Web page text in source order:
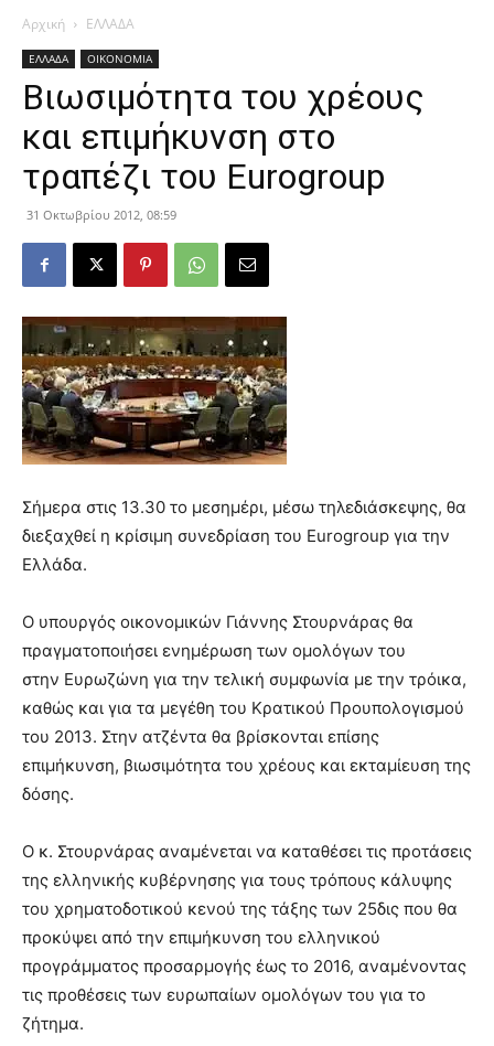
Αρχική ΕΛΛΑΔΑ
ΕΛΛΑΔΑ ΟΙΚΟΝΟΜΙΑ
Βιωσιμότητα του χρέους
και επιμήκυνση στο
τραπέζι του Eurogroup
31 Οκτωβρίου 2012, 08:59
Σήμερα στις 13.30 το μεσημέρι, μέσω τηλεδιάσκεψης, θα
διεξαχθεί η κρίσιμη συνεδρίαση του Eurogroup για την
Ελλάδα.
Ο υπουργός οικονομικών Γιάννης Στουρνάρας θα
πραγματοποιήσει ενημέρωση των ομολόγων του
στην Ευρωζώνη για την τελική συμφωνία με την τρόικα,
καθώς και για τα μεγέθη του Κρατικού Προυπολογισμού
του 2013. Στην ατζέντα θα βρίσκονται επίσης
επιμήκυνση, βιωσιμότητα του χρέους και εκταμίευση της
δόσης.
Ο κ. Στουρνάρας αναμένεται να καταθέσει τις προτάσεις
της ελληνικής κυβέρνησης για τους τρόπους κάλυψης
του χρηματοδοτικού κενού της τάξης των 25δις που θα
προκύψει από την επιμήκυνση του ελληνικού
προγράμματος προσαρμογής έως το 2016, αναμένοντας
τις προθέσεις των ευρωπαίων ομολόγων του για το
ζήτημα.